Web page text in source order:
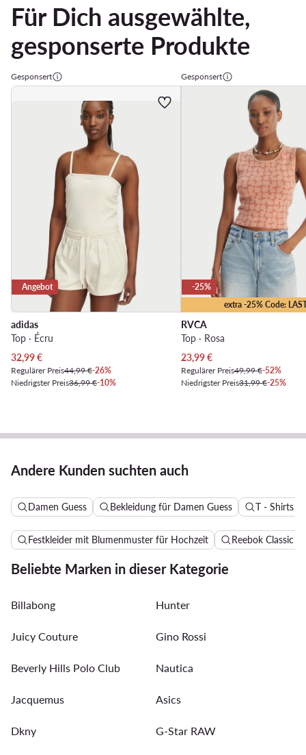
Für Dich ausgewählte,
gesponserte Produkte
Gesponsert
Angebot
adidas
Top · Écru
Aktueller Preis
32,99€
Regulärer Preis44,99 €-26%
Niedrigster Preis36,99 €-10%
Gesponsert
extra -25% Code:
-25%
RVCA
Top · Rosa
Aktueller Preis
23,99€
Regulärer Preis49,99 €-52%
Niedrigster Preis31,99 €-25%
Andere Kunden suchten auch
Damen Guess Bekleidung für Damen Guess T - Shirts
Festkleider mit Blumenmuster für Hochzeit Reebok Classic
Beliebte Marken in dieser Kategorie
Billabong Hunter
Juicy Couture Gino Rossi
Beverly Hills Polo Club Nautica
Jacquemus Asics
Dkny G-Star RAW